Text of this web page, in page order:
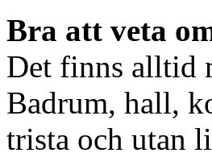
Bra att veta
Det finns alltid
Badrum, hall,
trista och utan